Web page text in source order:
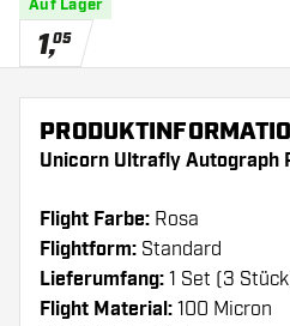
Auf Lager
1,05
Unicorn Ultrafly Autograph
Flight Farbe: Rosa
Flightform: Standard
Lieferumfang: 1 Set (3
Flight Material: 100 Micron